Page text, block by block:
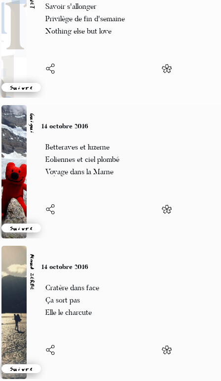
Suivre
Tronçonneuse qui hurle
Violent hardcore ! dans la cour
L'hiver se prépare
Guigui
Suivre
11 octobre 2016
Ti’punch familial
Presse le citron dans tes doigts
Et laisse le tomber
Maud ZERBE
Suivre
11 octobre 2016
Ta silhouette
Entonnoir de mes désirs
Filtre insouciant